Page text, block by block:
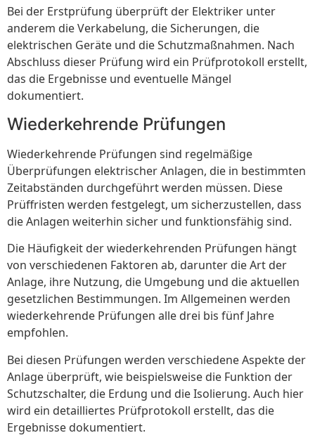
Bei der Erstprüfung überprüft der Elektriker unter
anderem die Verkabelung, die Sicherungen, die
elektrischen Geräte und die Schutzmaßnahmen. Nach
Abschluss dieser Prüfung wird ein Prüfprotokoll erstellt,
das die Ergebnisse und eventuelle Mängel
dokumentiert.
Wiederkehrende Prüfungen
Wiederkehrende Prüfungen sind regelmäßige
Überprüfungen elektrischer Anlagen, die in bestimmten
Zeitabständen durchgeführt werden müssen. Diese
Prüffristen werden festgelegt, um sicherzustellen, dass
die Anlagen weiterhin sicher und funktionsfähig sind.
Die Häufigkeit der wiederkehrenden Prüfungen hängt
von verschiedenen Faktoren ab, darunter die Art der
Anlage, ihre Nutzung, die Umgebung und die aktuellen
gesetzlichen Bestimmungen. Im Allgemeinen werden
wiederkehrende Prüfungen alle drei bis fünf Jahre
empfohlen.
Bei diesen Prüfungen werden verschiedene Aspekte der
Anlage überprüft, wie beispielsweise die Funktion der
Schutzschalter, die Erdung und die Isolierung. Auch hier
wird ein detailliertes Prüfprotokoll erstellt, das die
Ergebnisse dokumentiert.